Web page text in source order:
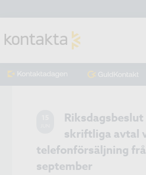
Riksdagsbeslut
skriftliga avtal
telefonförsäljning
september